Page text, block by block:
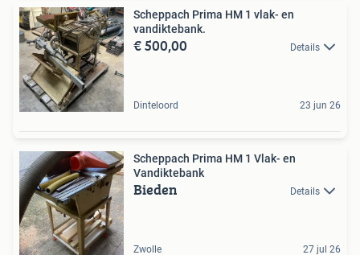
Scheppach Prima HM 1 vlak- en
vandiktebank.
€ 500,00 Details
Dinteloord 23 jun 26
Scheppach Prima HM 1 Vlak- en
Vandiktebank
Bieden Details
Zwolle 27 jul 26